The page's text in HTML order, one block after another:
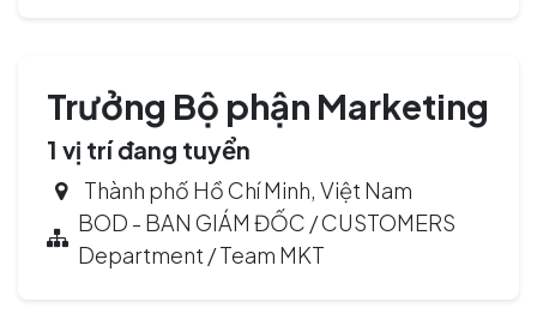
Trưởng Bộ phận Marketing
1 vị trí đang tuyển
Thành phố Hồ Chí Minh,Việt Nam
BOD - BAN GIÁM ĐỐC / CUSTOMERS
Department / Team MKT